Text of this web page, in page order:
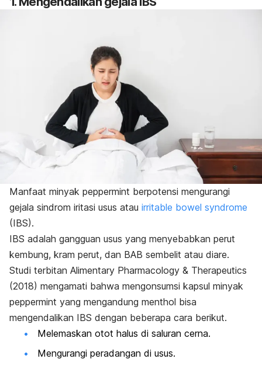
Manfaat minyak peppermint berpotensi mengurangi
gejala sindrom iritasi usus atau irritable bowel syndrome
(IBS).
IBS adalah gangguan usus yang menyebabkan perut
kembung, kram perut, dan BAB sembelit atau diare.
Studi terbitan Alimentary Pharmacology & Therapeutics
(2018) mengamati bahwa mengonsumsi kapsul minyak
peppermint yang mengandung menthol bisa
mengendalikan IBS dengan beberapa cara berikut.
Melemaskan otot halus di saluran cerna.
Mengurangi peradangan di usus.